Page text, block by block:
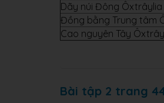
Dãy núi Đông Ôxtrâylia
Đồng bằng Trung tâm
Cao nguyên Tây
Bài tập 2 trang